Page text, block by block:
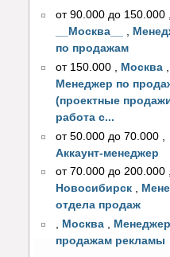
от 90.000 до 150.000 ,
__Москва__
,
по продажам
от 150.000
Москва
Менеджер по
(проектные
работа с...
от 50.000 до 70.000
Аккаунт-менеджер
от 70.000 до 200.000 ,
Новосибирск ,
отдела продаж
, Москва ,
продажам рекламы